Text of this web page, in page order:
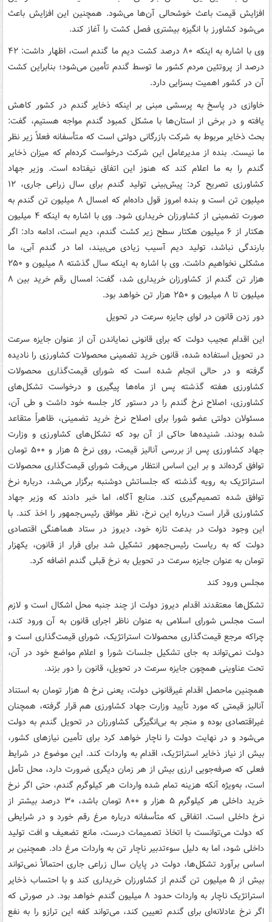
افزایش قیمت باعث خوشحالی آن‌ها می‌شود. همچنین این افزایش باعث
می‌شود کشاورز با انگیزه بیشتری فصل کشت را آغاز کند.
وی با اشاره به اینکه ۸۰ درصد کشت دیم ما گندم است، اظهار داشت: ۴۲
درصد از پروتئین مردم کشور ما توسط گندم تأمین می‌شود؛ بنابراین کشت
آن در کشور اهمیت بسزایی دارد.
خاوازی در پاسخ به پرسشی مبنی بر اینکه ذخایر گندم در کشور کاهش
یافته و در برخی از استان‌ها با مشکل کمبود گندم مواجه هستیم، گفت:
بحث ذخایر مربوط به شرکت بازرگانی دولتی است که متأسفانه فعلاً زیر نظر
ما نیست. بنده از مدیرعامل این شرکت درخواست کرده‌ام که میزان ذخایر
گندم را به ما اعلام کند که هنوز این اتفاق نیفتاده است. وزیر جهاد
کشاورزی تصریح کرد: پیش‌بینی تولید گندم برای سال زراعی جاری، ۱۲
میلیون تن است و بنده امروز قول داده‌ام که امسال ۸ میلیون تن گندم به
صورت تضمینی از کشاورزان خریداری شود. وی با اشاره به اینکه ۴ میلیون
هکتار از ۶ میلیون هکتار سطح زیر کشت گندم، دیم است، ادامه داد: اگر
بارندگی نباشد، تولید دیم آسیب زیادی می‌بیند، اما در گندم آبی، ما
مشکلی نخواهیم داشت. وی با اشاره به اینکه سال گذشته ۸ میلیون و ۲۵۰
هزار تن گندم از کشاورزان خریداری شد، گفت: امسال رقم خرید بین ۸
میلیون تا ۸ میلیون و ۲۵۰ هزار تن خواهد بود.
دور زدن قانون در لوای جایزه سرعت در تحویل
این اقدام عجیب دولت که برای قانونی نمایاندن آن از عنوان جایزه سرعت
در تحویل استفاده شده، قانون خرید تضمینی محصولات کشاورزی را نادیده
گرفته و در حالی انجام شده است که شورای قیمت‌گذاری محصولات
کشاورزی هفته گذشته پس از ماه‌ها پیگیری و درخواست تشکل‌های
کشاورزی، اصلاح نرخ گندم را در دستور کار جلسه خود داشت و طی آن،
مسئولان دولتی عضو شورا برای اصلاح نرخ خرید تضمینی، ظاهراً متقاعد
شده بودند. شنیده‌ها حاکی از آن بود که تشکل‌های کشاورزی و وزارت
جهاد کشاورزی پس از بررسی آنالیز قیمت، روی نرخ ۵ هزار و ۵۰۰ تومان
توافق کرده‌اند و بر این اساس انتظار می‌رفت شورای قیمت‌گذاری محصولات
استراتژیک به رویه گذشته که جلساتش دوشنبه برگزار می‌شد، درباره نرخ
توافق شده تصمیم‌گیری کند. منابع آگاه، اما خبر دادند که وزیر جهاد
کشاورزی قرار است درباره این نرخ، نظر موافق رئیس‌جمهور را اخذ کند. با
این وجود دولت در بدعت تازه خود، دیروز در ستاد هماهنگی اقتصادی
دولت که به ریاست رئیس‌جمهور تشکیل شد برای فرار از قانون، یکهزار
تومان به عنوان جایزه سرعت در تحویل به نرخ قبلی گندم اضافه کرد.
مجلس ورود کند
تشکل‌ها معتقدند اقدام دیروز دولت از چند جنبه محل اشکال است و لازم
است مجلس شورای اسلامی به عنوان ناظر اجرای قانون به آن ورود کند،
چراکه مرجع قیمت‌گذاری محصولات استراتژیک، شورای قیمت‌گذاری است و
دولت نمی‌تواند به جای تشکیل جلسات شورا و اعلام مواضع خود در آن،
تحت عناوینی همچون جایزه سرعت در تحویل، قانون را دور بزند.
همچنین ماحصل اقدام غیرقانونی دولت، یعنی نرخ ۵ هزار تومان به استناد
آنالیز قیمتی که مورد تأیید وزارت جهاد کشاورزی هم قرار گرفته، همچنان
غیراقتصادی بوده و منجر به بی‌انگیزگی کشاورزان در تحویل گندم به دولت
می‌شود و در نهایت دولت را ناچار خواهد کرد برای تأمین نیازهای کشور،
بیش از نیاز ذخایر استراتژیک، اقدام به واردات کند. این موضوع در شرایط
فعلی که صرفه‌جویی ارزی بیش از هر زمان دیگری ضرورت دارد، محل تأمل
است، به‌ویژه آنکه هزینه تمام شده واردات هر کیلوگرم گندم، حتی اگر نرخ
خرید داخلی هر کیلوگرم ۵ هزار و ۸۰۰ تومان باشد، ۳۰ درصد بیشتر از
نرخ داخلی است. اتفاقی که متأسفانه درباره مرغ رقم خورد و در شرایطی
که دولت می‌توانست با اتخاذ تصمیمات درست، مانع تضعیف و افت تولید
داخلی شود، اما به دلیل سوءتدبیر ناچار تن به واردات مرغ داد. همچنین بر
اساس برآورد تشکل‌ها، دولت در پایان سال زراعی جاری احتمالاً نمی‌تواند
بیش از ۵ میلیون تن گندم از کشاورزان خریداری کند و با احتساب ذخایر
استراتژیک ناچار به واردات حدود ۸ میلیون گندم خواهد بود. در صورتی که
اگر نرخ عادلانه‌ای برای گندم تعیین کند، می‌تواند کفه این ترازو را به نفع